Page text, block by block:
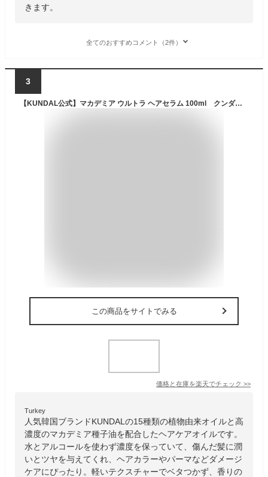
きます。
全てのおすすめコメント（2件）
3
【KUNDAL公式】マカデミア ウルトラ ヘアセラム 100ml クンダル ヘアオイル
この商品をサイトでみる
価格と在庫を楽天でチェック >>
Turkey
人気韓国ブランドKUNDALの15種類の植物由来オイルと高
濃度のマカデミア種子油を配合したヘアケアオイルです。
水とアルコールを使わず濃度を保っていて、傷んだ髪に潤
いとツヤを与えてくれ、ヘアカラーやパーマなどダメージ
ケアにぴったり。軽いテクスチャーでベタつかず、香りの